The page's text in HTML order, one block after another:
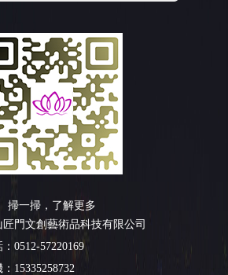
掃一掃，了解更多
匠門文創藝術品科技有限公司
：0512-57220169
15335258732